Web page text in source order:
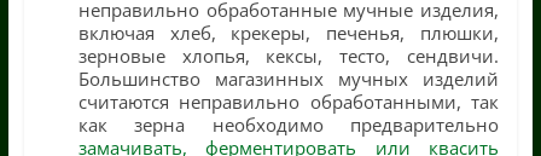
неправильно обработанные мучные изделия,
включая хлеб, крекеры, печенья, плюшки,
зерновые хлопья, кексы, тесто, сендвичи.
Большинство магазинных мучных изделий
считаются неправильно обработанными, так
как зерна необходимо предварительно
замачивать, ферментировать или квасить